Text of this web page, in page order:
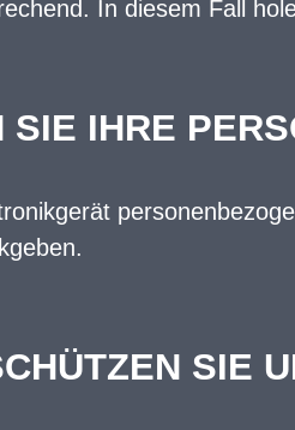
In diesem Fall
SIE IHRE
SIE